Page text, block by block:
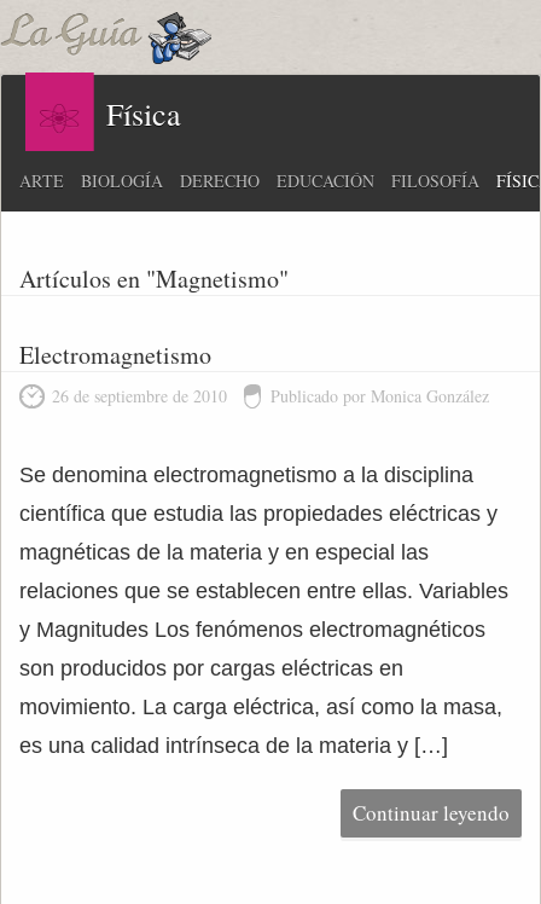
Física
ARTE BIOLOGÍA DERECHO EDUCACIÓN FILOSOFÍA
Artículos en "Magnetismo"
Electromagnetismo
26 de septiembre de 2010 Publicado por Monica González
Se denomina electromagnetismo a la disciplina
científica que estudia las propiedades eléctricas y
magnéticas de la materia y en especial las
relaciones que se establecen entre ellas. Variables
y Magnitudes Los fenómenos electromagnéticos
son producidos por cargas eléctricas en
movimiento. La carga eléctrica, así como la masa,
es una calidad intrínseca de la materia y […]
Continuar leyendo